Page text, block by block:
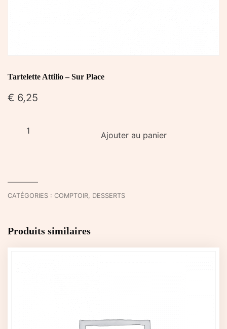
Tartelette Attilio – Sur Place
€ 6,25
quantité
Place
Ajouter au panier
CATÉGORIES : COMPTOIR DESSERTS
Produits similaires